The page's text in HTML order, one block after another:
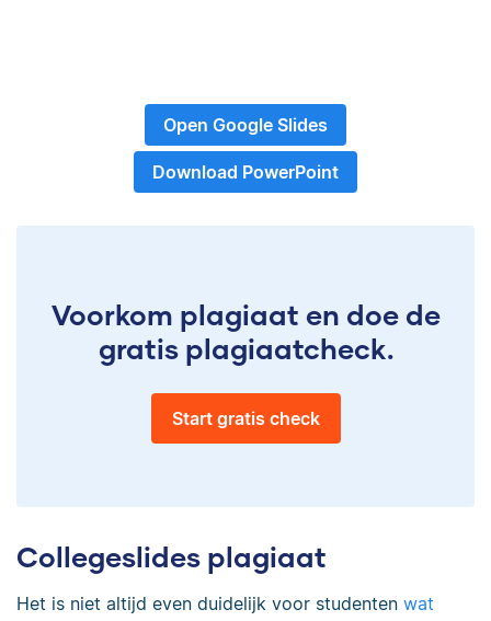
Open Google Slides
Download PowerPoint
Voorkom plagiaat en doe de
gratis plagiaatcheck.
Start gratis check
Collegeslides plagiaat
Het is niet altijd even duidelijk voor studenten wat